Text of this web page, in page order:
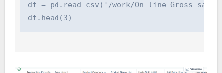
df = pd.read_csv('/work/On-line Gross
df.head(3)